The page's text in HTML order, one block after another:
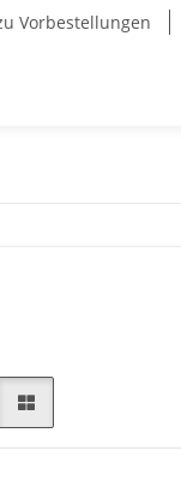
Vorbestellungen